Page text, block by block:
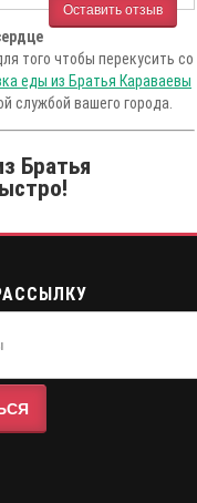
Оставить отзыв
того чтобы перекусить со
еды из Братья Караваевы
службой вашего города.
Братья